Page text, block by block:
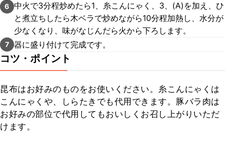
6 中火で3分程炒めたら1、糸こんにゃく、3、(A)を加え、ひ
と煮立ちしたら木ベラで炒めながら10分程加熱し、水分が
少なくなり、味がなじんだら火から下ろします。
7 器に盛り付けて完成です。
コツ・ポイント
昆布はお好みのものをお使いください。糸こんにゃくは
こんにゃくや、しらたきでも代用できます。豚バラ肉は
お好みの部位で代用してもおいしくお召し上がりいただ
けます。